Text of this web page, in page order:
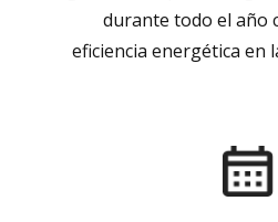
durante todo el año
eficiencia energética en